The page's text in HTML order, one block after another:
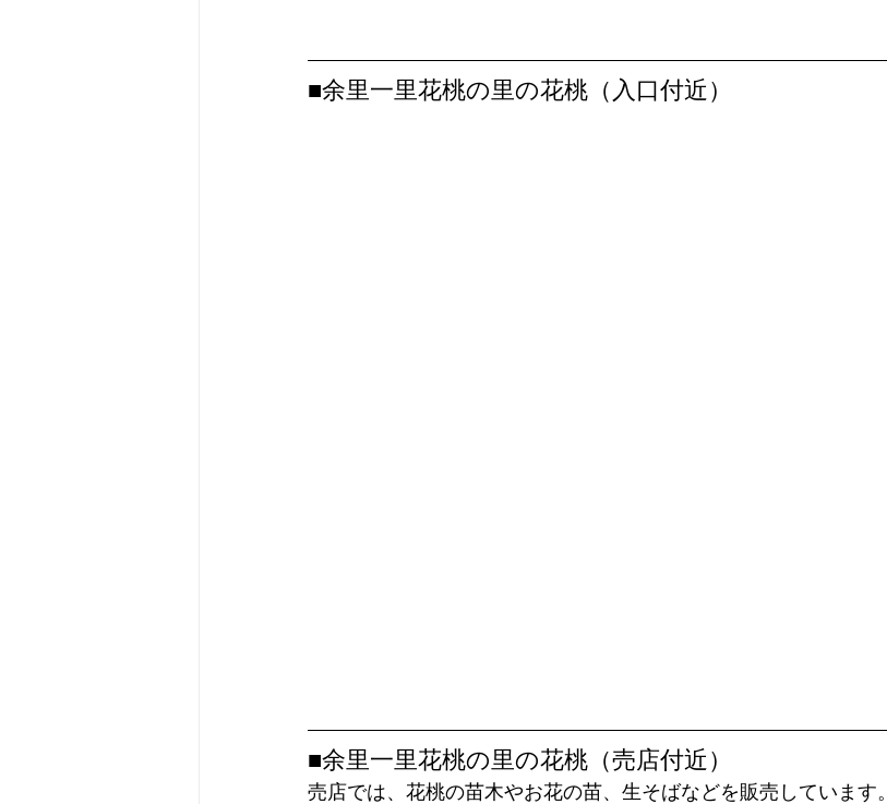
■余里一里花桃の里の花桃（入口付近）
■余里一里花桃の里の花桃（売店付近）
売店では、花桃の苗木やお花の苗、生そばなどを販売しています。